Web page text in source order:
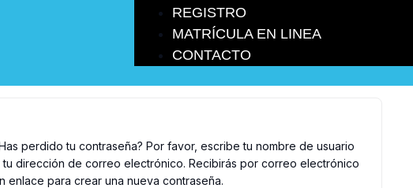
REGISTRO
MATRÍCULA EN LINEA
CONTACTO
perdido tu contraseña? Por favor, escribe tu nombre de usuario
tu dirección de correo electrónico. Recibirás por correo electrónico
enlace para crear una nueva contraseña.